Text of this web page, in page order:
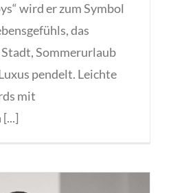
wird er zum Symbol
das
Sommerurlaub
pendelt. Leichte
mit